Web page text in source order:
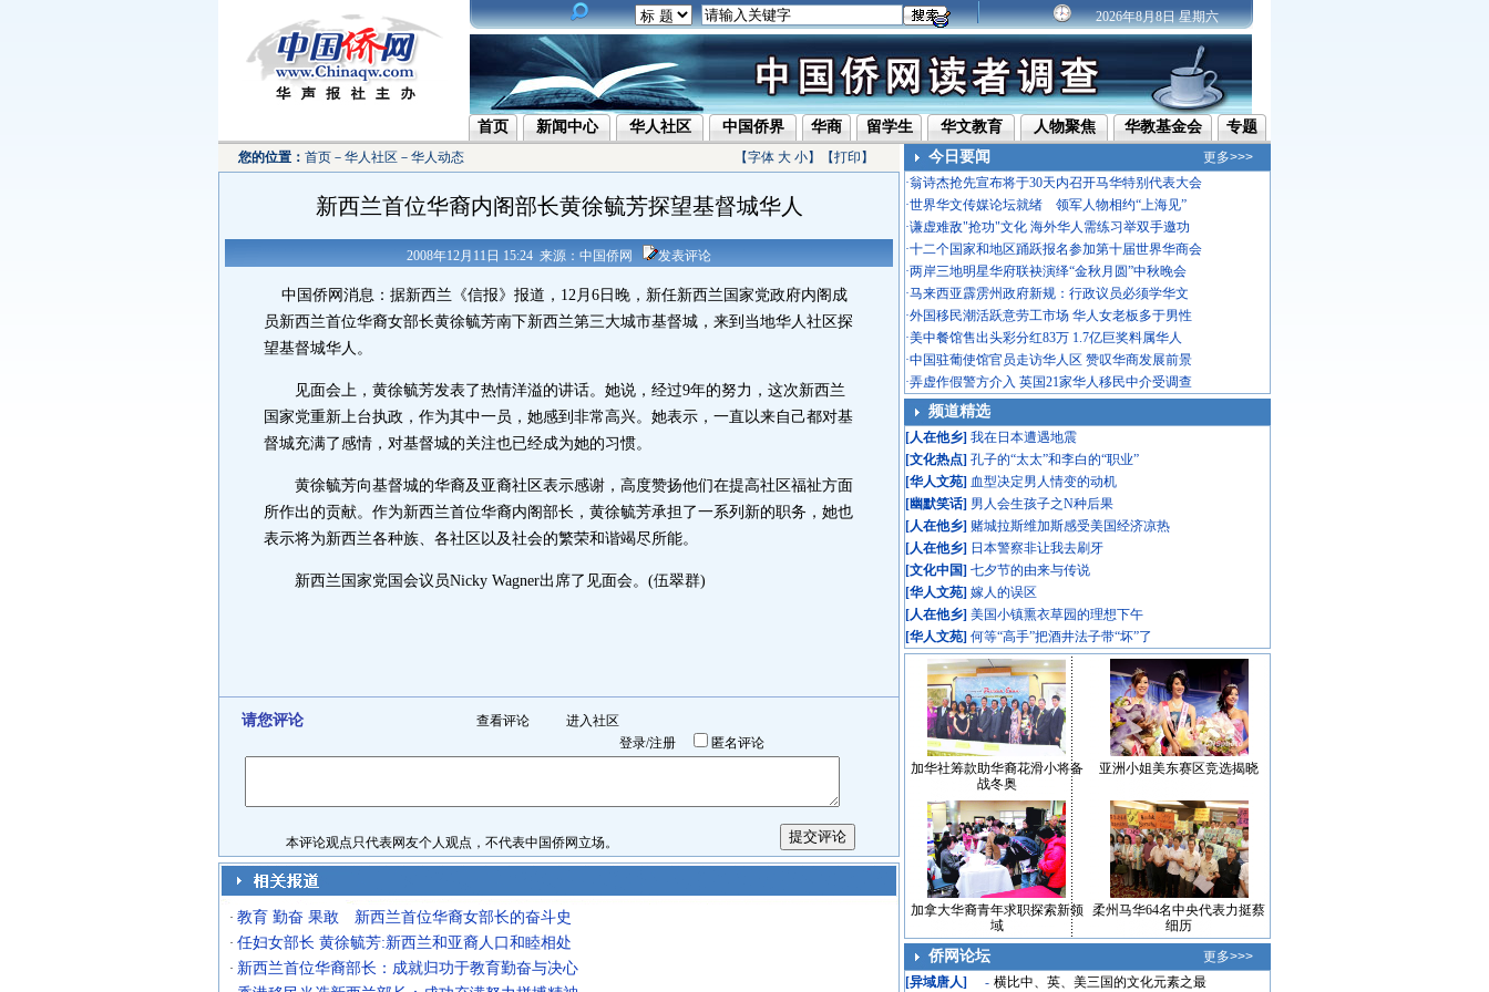
2026年8月8日 星期六
首页 新闻中心 华人社区 中国侨界 华商 留学生 华文教育 人物聚焦 华教基金会 专题
您的位置： 首页 － 华人社区 － 华人动态 【字体 大 小】【打印 】
新西兰首位华裔内阁部长黄徐毓芳探望基督城华人
2008年12月11日 15:24 来源：中国侨网 发表评论
中国侨网消息：据新西兰《信报》报道，12月6日晚，新任新西兰国家党政府内阁成
员新西兰首位华裔女部长黄徐毓芳南下新西兰第三大城市基督城，来到当地华人社区探
望基督城华人。
见面会上，黄徐毓芳发表了热情洋溢的讲话。她说，经过9年的努力，这次新西兰
国家党重新上台执政，作为其中一员，她感到非常高兴。她表示，一直以来自己都对基
督城充满了感情，对基督城的关注也已经成为她的习惯。
黄徐毓芳向基督城的华裔及亚裔社区表示感谢，高度赞扬他们在提高社区福祉方面
所作出的贡献。作为新西兰首位华裔内阁部长，黄徐毓芳承担了一系列新的职务，她也
表示将为新西兰各种族、各社区以及社会的繁荣和谐竭尽所能。
新西兰国家党国会议员Nicky Wagner出席了见面会。(伍翠群)
请您评论 查看评论
进入社区
登录/注册 匿名评论
本评论观点只代表网友个人观点，不代表中国侨网立场。
· 教育 勤奋 果敢 新西兰首位华裔女部长的奋斗史
· 任妇女部长 黄徐毓芳:新西兰和亚裔人口和睦相处
· 新西兰首位华裔部长：成就归功于教育勤奋与决心
今日要闻
更多>>>
·翁诗杰抢先宣布将于30天内召开马华特别代表大会
·世界华文传媒论坛就绪 领军人物相约“上海见”
·谦虚难敌"抢功"文化 海外华人需练习举双手邀功
·十二个国家和地区踊跃报名参加第十届世界华商会
·两岸三地明星华府联袂演绎“金秋月圆”中秋晚会
·马来西亚霹雳州政府新规：行政议员必须学华文
·外国移民潮活跃意劳工市场 华人女老板多于男性
·美中餐馆售出头彩分红83万 1.7亿巨奖料属华人
·中国驻葡使馆官员走访华人区 赞叹华商发展前景
·弄虚作假警方介入 英国21家华人移民中介受调查
频道精选
[人在他乡] 我在日本遭遇地震
[文化热点] 孔子的“太太”和李白的“职业”
[华人文苑] 血型决定男人情变的动机
[幽默笑话] 男人会生孩子之N种后果
[人在他乡] 赌城拉斯维加斯感受美国经济凉热
[人在他乡] 日本警察非让我去刷牙
[文化中国] 七夕节的由来与传说
[华人文苑] 嫁人的误区
[人在他乡] 美国小镇熏衣草园的理想下午
[华人文苑] 何等“高手”把酒井法子带“坏”了
加华社筹款助华裔花滑小将备
战冬奥
亚洲小姐美东赛区竞选揭晓
加拿大华裔青年求职探索新领
域
柔州马华64名中央代表力挺蔡
细历
侨网论坛
更多>>>
[异域唐人] - 横比中、英、美三国的文化元素之最